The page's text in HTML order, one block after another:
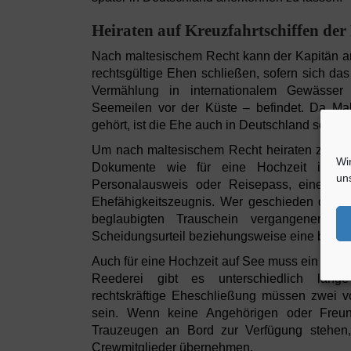
Heiraten auf Kreuzfahrtschiffen der
Nach maltesischem Recht kann der Kapitän
rechtsgültige Ehen schließen, sofern sich
Vermählung in internationalem
Seemeilen vor der Küste – befindet. Da
gehört, ist die Ehe auch in Deutschland sofort
Um nach maltesischem Recht heiraten zu
Dokumente wie für eine Hochzeit in
Personalausweis oder Reisepass, eine
Ehefähigkeitszeugnis. Wer geschieden oder
beglaubigten Trauschein vergangener
Scheidungsurteil beziehungsweise eine
Auch für eine Hochzeit auf See muss ein
Reederei gibt es unterschiedlich
rechtskräftige Eheschließung müssen zwei
sein. Wenn keine Angehörigen oder
Trauzeugen an Bord zur Verfügung
Crewmitglieder übernehmen.